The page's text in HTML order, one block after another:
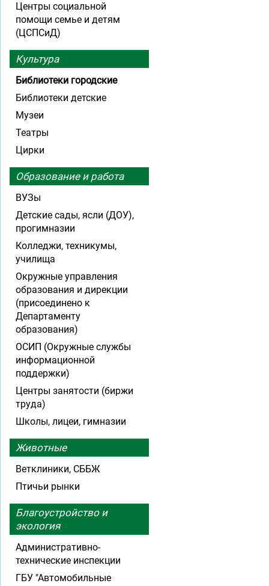
Центры социальной
помощи семье и детям
(ЦСПСиД)
Культура
Библиотеки городские
Библиотеки детские
Музеи
Театры
Цирки
Образование и работа
ВУЗы
Детские сады, ясли (ДОУ),
прогимназии
Колледжи, техникумы,
училища
Окружные управления
образования и дирекции
(присоединено к
Департаменту
образования)
ОСИП (Окружные службы
информационной
поддержки)
Центры занятости (биржи
труда)
Школы, лицеи, гимназии
Животные
Ветклиники, СББЖ
Птичьи рынки
Благоустройство и
экология
Административно-
технические инспекции
ГБУ "Автомобильные